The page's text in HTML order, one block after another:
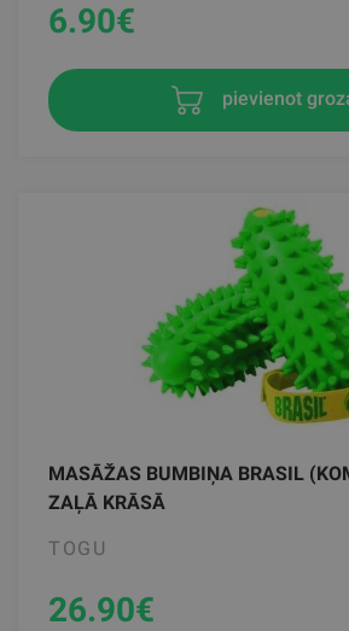
6.90€
pievienot
MASĀŽAS BUMBIŅA BRASIL
ZAĻĀ KRĀSĀ
TOGU
26.90€